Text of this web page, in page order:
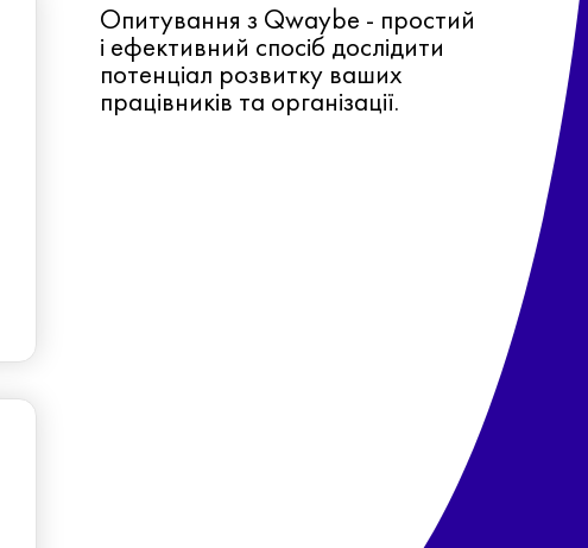
Опитування з Qwaybe - простий
і ефективний спосіб дослідити
потенціал розвитку ваших
працівників та організації.